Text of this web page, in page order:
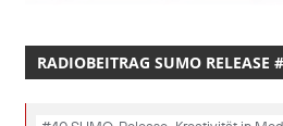
RADIOBEITRAG SUMO RELEASE